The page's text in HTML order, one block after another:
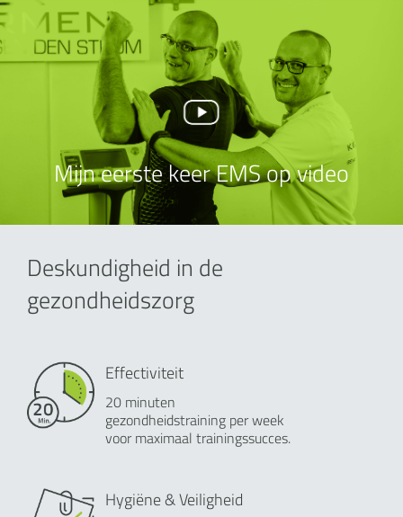
Mijn eerste keer EMS op video
Deskundigheid in de
gezondheidszorg
Effectiviteit
20 minuten
gezondheidstraining per week
voor maximaal trainingssucces.
Hygiëne & Veiligheid